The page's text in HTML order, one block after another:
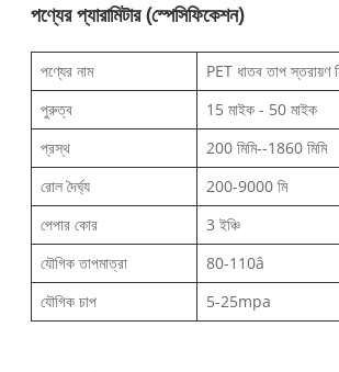
পণ্যের প্যারামিটার (স্পেসিফিকেশন)
পণ্যের নাম
PET ধাতব তাপ স্তরায়ণ
পুরুত্ব
15 মাইক - 50 মাইক
প্রস্থ
200 মিমি--1860 মিমি
রোল দৈর্ঘ্য
200-9000 মি
পেপার কোর
3 ইঞ্চি
যৌগিক তাপমাত্রা
80-110â
যৌগিক চাপ
5-25mpa